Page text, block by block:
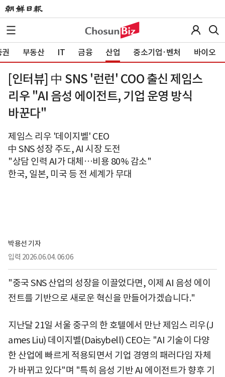
부동산 IT 금융 산업 중소기업·벤처 바이오
[인터뷰] 中 SNS '런런' COO 출신 제임스
리우 "AI 음성 에이전트, 기업 운영 방식
바꾼다"
제임스 리우 '데이지벨' CEO
中 SNS 성장 주도, AI 시장 도전
"상담 인력 AI가 대체…비용 80% 감소"
한국, 일본, 미국 등 전 세계가 무대
박용선 기자
입력 2026.06.04. 06:06
"중국 SNS 산업의 성장을 이끌었다면, 이제 AI 음성 에이
전트를 기반으로 새로운 혁신을 만들어가겠습니다."
지난달 21일 서울 중구의 한 호텔에서 만난 제임스 리우(J
ames Liu) 데이지벨(Daisybell) CEO는 "AI 기술이 다양
한 산업에 빠르게 적용되면서 기업 경영의 패러다임 자체
가 바뀌고 있다"며 "특히 음성 기반 AI 에이전트가 향후 기